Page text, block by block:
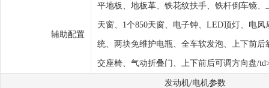
辅助配置
平地板、地板革、铁花纹扶手、铁杆倒车镜、
天窗、1个850天窗、电子钟、LED顶灯、电
统、两块免维护电瓶、全车软发泡、上下前
交座椅、气动折叠门、上下前后可调方向盘/
发动机/电机参数